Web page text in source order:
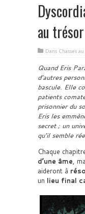
au trésor
Dans Chasses
Quand Eris
d’autres
bascule. Elle
patients
prisonnier du
Eris les
secret ; un
qu’il semble
Chaque
d’une âme,
aideront à
un lieu final